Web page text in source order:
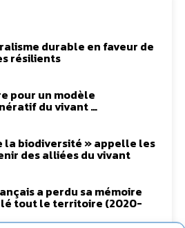
durable en faveur de
résilients
pour un modèle
du vivant …
la biodiversité » appelle les
des alliées du vivant
a perdu sa mémoire
tout le territoire (2020-